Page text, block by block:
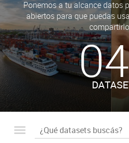
Ponemos a tu alcance datos
abiertos para que puedas